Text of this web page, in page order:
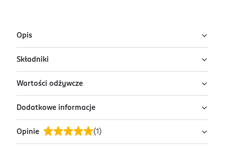
Opis
Lemoniada na bazie Yerba Mate, to naturalnie mętny
napój, delikatnie gazowany.
100% naturalna,
bezglutenowa,
wegańska,
bez konserwantów.
Składniki
Woda, cukier, sok z cytryny (2,4%), ekstrakt z mate,
naturalny aromat mate, barwnik: karmel, dwutlenek
węgla.
Wartości odżywcze
Wartość odżywcza
Wartość energetyczna:
Tłuszcz: <0,5 g
Dodatkowe informacje
PRZYGOTOWANIE I STOSOWANIE
Opinie (1 )